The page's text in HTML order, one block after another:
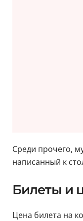
Среди прочего,
написанный к
Билеты и
Цена билета на